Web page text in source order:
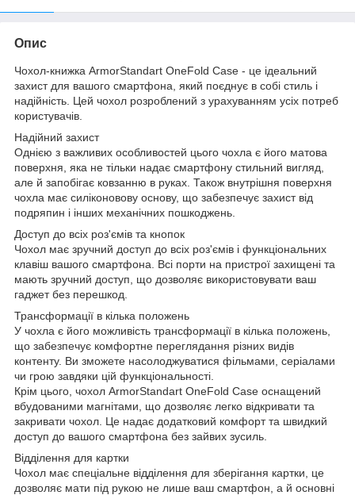
Опис
Чохол-книжка ArmorStandart OneFold Case - це ідеальний
захист для вашого смартфона, який поєднує в собі стиль і
надійність. Цей чохол розроблений з урахуванням усіх потреб
користувачів.
Надійний захист
Однією з важливих особливостей цього чохла є його матова
поверхня, яка не тільки надає смартфону стильний вигляд,
але й запобігає ковзанню в руках. Також внутрішня поверхня
чохла має силіконовову основу, що забезпечує захист від
подряпин і інших механічних пошкоджень.
Доступ до всіх роз'ємів та кнопок
Чохол має зручний доступ до всіх роз'ємів і функціональних
клавіш вашого смартфона. Всі порти на пристрої захищені та
мають зручний доступ, що дозволяє використовувати ваш
гаджет без перешкод.
Трансформації в кілька положень
У чохла є його можливість трансформації в кілька положень,
що забезпечує комфортне переглядання різних видів
контенту. Ви зможете насолоджуватися фільмами, серіалами
чи грою завдяки цій функціональності.
Крім цього, чохол ArmorStandart OneFold Case оснащений
вбудованими магнітами, що дозволяє легко відкривати та
закривати чохол. Це надає додатковий комфорт та швидкий
доступ до вашого смартфона без зайвих зусиль.
Відділення для картки
Чохол має спеціальне відділення для зберігання картки, це
дозволяє мати під рукою не лише ваш смартфон, а й основні